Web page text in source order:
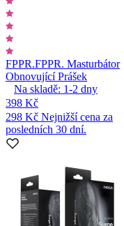
FPPR.FPPR. Masturbátor
Obnovující Prášek
Na skladě: 1-2 dny
398 Kč
298 Kč Nejnižší cena za
posledních 30 dní.